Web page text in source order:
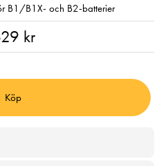
B1/B1X- och B2-batterier
kr
Köp